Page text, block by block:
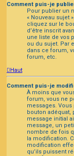
Comment puis-je
Pour publier un
« Nouveau sujet
cliquez sur le
d’être inscrit
une liste de vos
ou du sujet. Par
dans ce forum,
forum, etc.
Haut
Comment puis-je
À moins que
forum, vous ne
messages.
bouton adéquat,
message initial
message, un
nombre de fois
la modification.
modification
qu’ils puissent